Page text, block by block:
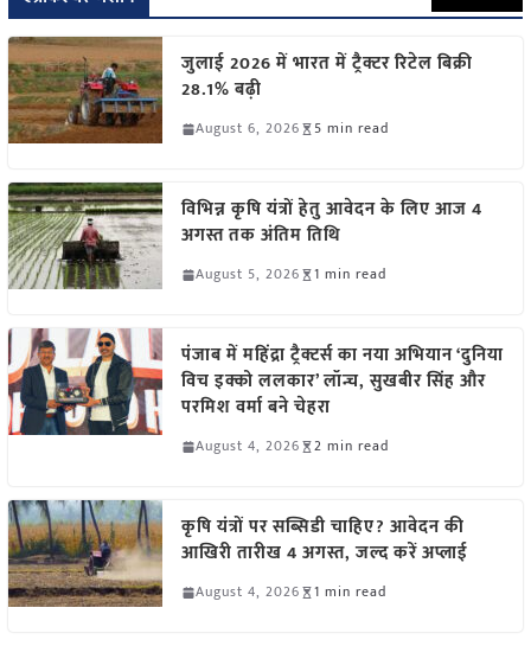
जुलाई 2026 में भारत में ट्रैक्टर रिटेल बिक्री
28.1% बढ़ी
August 6, 2026 5 min read
विभिन्न कृषि यंत्रों हेतु आवेदन के लिए आज 4
अगस्त तक अंतिम तिथि
August 5, 2026 1 min read
पंजाब में महिंद्रा ट्रैक्टर्स का नया अभियान ‘दुनिया
विच इक्को ललकार’ लॉन्च, सुखबीर सिंह और
परमिश वर्मा बने चेहरा
August 4, 2026 2 min read
कृषि यंत्रों पर सब्सिडी चाहिए? आवेदन की
आखिरी तारीख 4 अगस्त, जल्द करें अप्लाई
August 4, 2026 1 min read